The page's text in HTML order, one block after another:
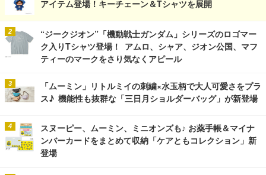
アイテム登場！キーチェーン＆Tシャツを展開
“ジークジオン”「機動戦士ガンダム」シリーズのロゴマー
ク入りTシャツ登場！ アムロ、シャア、ジオン公国、マフ
ティーのマークをさり気なくアピール
「ムーミン」リトルミイの刺繍×水玉柄で大人可愛さをプラ
ス♪ 機能性も抜群な「三日月ショルダーバッグ」が新登場
スヌーピー、ムーミン、ミニオンズも♪ お薬手帳＆マイナ
ンバーカードをまとめて収納「ケアともコレクション」新
登場